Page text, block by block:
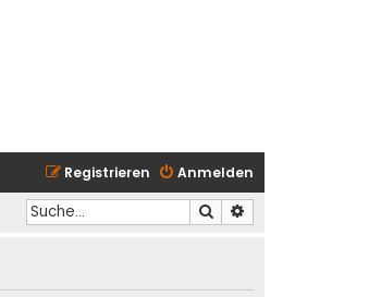
Anmelden
Registrieren
Suche